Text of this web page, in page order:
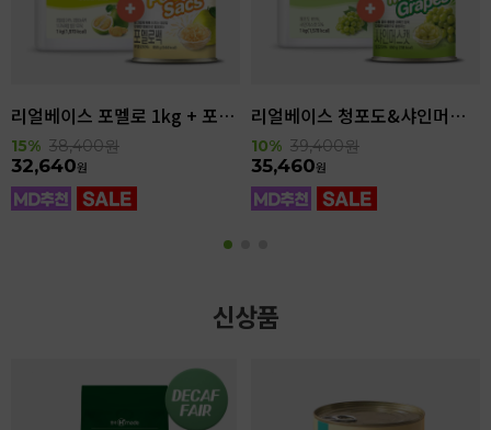
리얼베이스 포멜로 1kg + 포멜로쌕 850g SET
15% 38,400원
32,640원
리얼베이스 청포도&샤인머스캣 1kg + 샤인머스캣 850g SET
10% 39,400원
35,460원
신상품